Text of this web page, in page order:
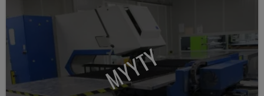
MYYTY